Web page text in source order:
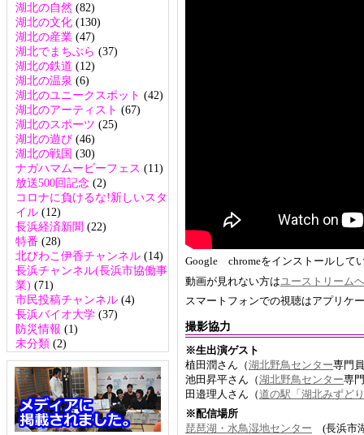
湖北の自然 (82)
湖北の文化 (130)
湖北の産業 (47)
湖北でまちぶら (37)
湖北の鉄道 (12)
湖北の温泉 (6)
湖北のユニークスポット (42)
湖北のアーティスト (67)
湖北のスポーツ (25)
湖北の遊び (46)
湖北の戦国 (30)
ナガハマムービーフェス (11)
放送500回記念 (2)
コロナに負けるな!新しいスタ
イル (12)
長浜経済新聞 (22)
特番 (28)
北びわこ伊香チャンネル (14)
長浜チャンネル(長浜市協働事
業) (71)
市民投稿チャンネル (4)
長浜バイオ大学 (37)
防災情報 (1)
未分類 (2)
Google chromeをインストールし
動画が見れない方は ユーストリーム
スマートフォンでの視聴はアプリ
撮影協力
※生出演ゲスト
植田潤さん（湖北野鳥センター専門
池田昇平さん（湖北野鳥センター専
田邉理人さん（道の駅「湖北みずど
※配信場所
琵琶湖・水鳥湿地センター (長浜市